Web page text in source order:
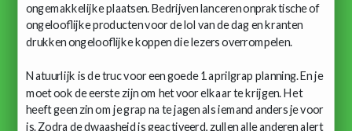
ongemakkelijke plaatsen. Bedrijven lanceren onpraktische of
ongelooflijke producten voor de lol van de dag en kranten
drukken ongelooflijke koppen die lezers overrompelen.
Natuurlijk is de truc voor een goede 1 aprilgrap planning. En je
moet ook de eerste zijn om het voor elkaar te krijgen. Het
heeft geen zin om je grap na te jagen als iemand anders je voor
is. Zodra de dwaasheid is geactiveerd, zullen alle anderen alert